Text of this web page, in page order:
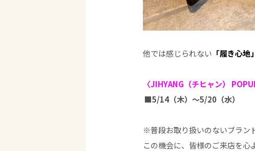
他では感じられない 「履き心地」
〈JIHYANG（チヒャン）
■5/14（木）～5/20 （水）
※普段お取り扱いのないブラン
この機会に、皆様のご来店を心